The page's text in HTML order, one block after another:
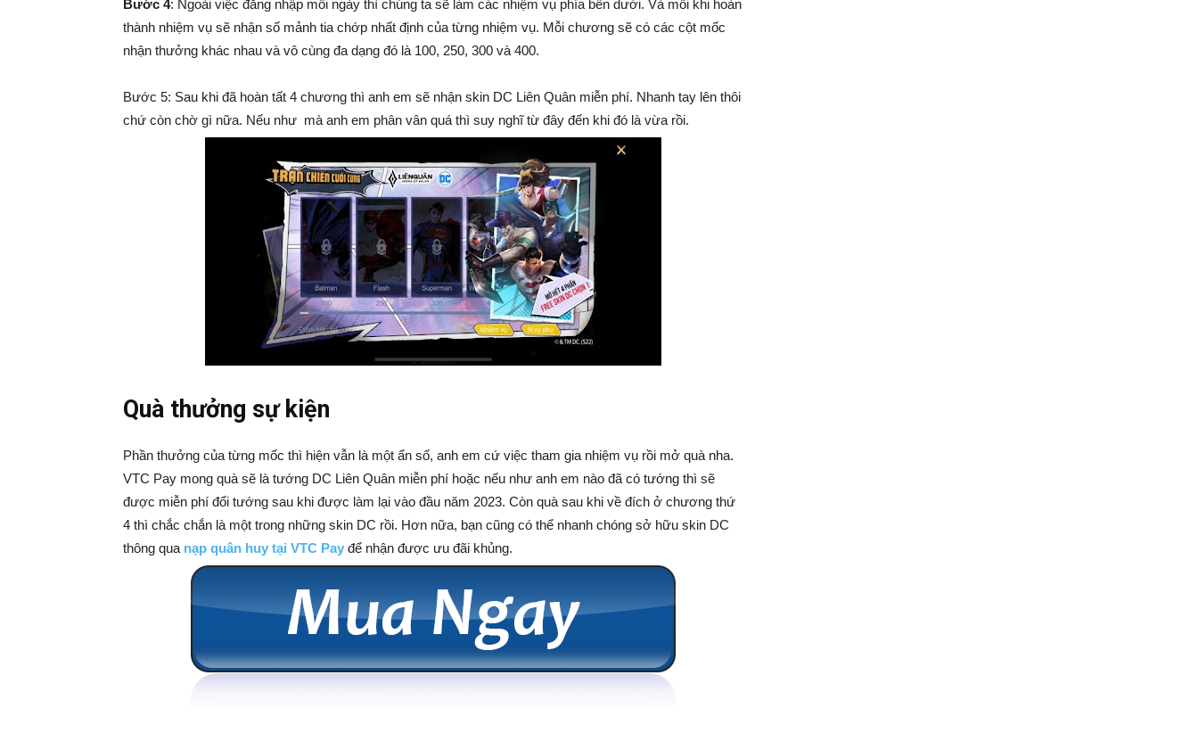
Bước 4: Ngoài việc đăng nhập mỗi ngày thì chúng ta sẽ làm các nhiệm vụ phía bên dưới. Và mỗi khi hoàn
thành nhiệm vụ sẽ nhận số mảnh tia chớp nhất định của từng nhiệm vụ. Mỗi chương sẽ có các cột mốc
nhận thưởng khác nhau và vô cùng đa dạng đó là 100, 250, 300 và 400.
Bước 5: Sau khi đã hoàn tất 4 chương thì anh em sẽ nhận skin DC Liên Quân miễn phí. Nhanh tay lên thôi
chứ còn chờ gì nữa. Nếu như mà anh em phân vân quá thì suy nghĩ từ đây đến khi đó là vừa rồi.
Quà thưởng sự kiện
Phần thưởng của từng mốc thì hiện vẫn là một ẩn số, anh em cứ việc tham gia nhiệm vụ rồi mở quà nha.
VTC Pay mong quà sẽ là tướng DC Liên Quân miễn phí hoặc nếu như anh em nào đã có tướng thì sẽ
được miễn phí đổi tướng sau khi được làm lại vào đầu năm 2023. Còn quà sau khi về đích ở chương thứ
4 thì chắc chắn là một trong những skin DC rồi. Hơn nữa, bạn cũng có thể nhanh chóng sở hữu skin DC
thông qua nạp quân huy tại VTC Pay để nhận được ưu đãi khủng.